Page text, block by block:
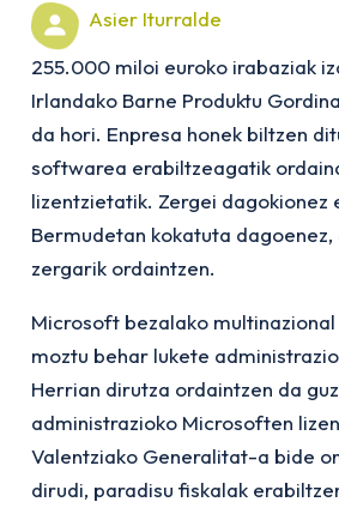
Asier Iturralde
255.000 miloi euroko irabaziak
Irlandako Barne Produktu
da hori. Enpresa honek biltzen
softwarea erabiltzeagatik
lizentzietatik. Zergei dagokionez
Bermudetan kokatuta
zergarik ordaintzen.
Microsoft bezalako
moztu behar lukete
Herrian dirutza ordaintzen da
administrazioko Microsoften
Valentziako Generalitat-a bide
dirudi, paradisu fiskalak